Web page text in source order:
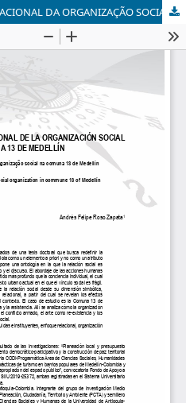
CONTEXTO HISTÓRICO E RELACIONAL DA ORGANIZAÇÃO SOCIAL NA COMUNA 13 DE MEDELLÍN